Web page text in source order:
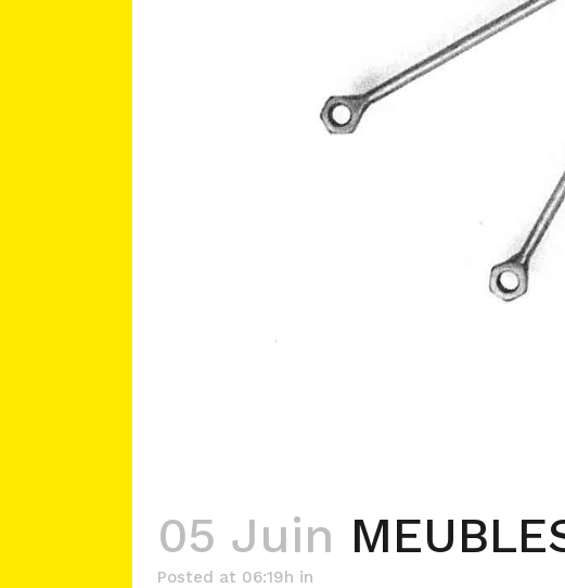
05 Juin
Posted at 06:19h in